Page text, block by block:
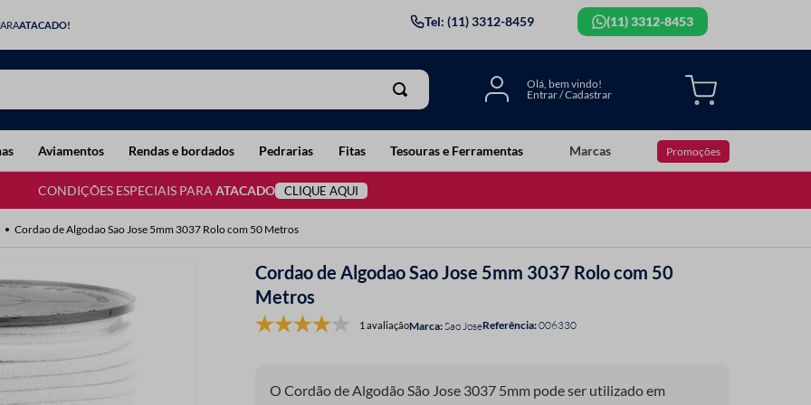
ATACADO! Tel: (11) 3312-8459 (11) 3312-8453
Aviamentos Rendas e bordados Pedrarias Fitas Tesouras e Ferramentas Marcas Promoções
CONDIÇÕES ESPECIAIS PARA ATACADO CLIQUE AQUI
Cordao de Algodao Sao Jose 5mm 3037 Rolo com 50 Metros
Cordao de Algodao Sao Jose 5mm 3037 Rolo com 50
Metros
1 avaliação Sao JoseReferência:006330
O Cordão de Algodão São Jose 3037 5mm pode ser utilizado em